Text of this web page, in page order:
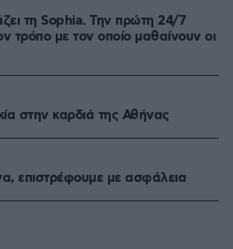
τη Sophia. Την πρώτη 24/7
τρόπο με τον οποίο μαθαίνουν οι
στην καρδιά της Αθήνας
επιστρέφουμε με ασφάλεια